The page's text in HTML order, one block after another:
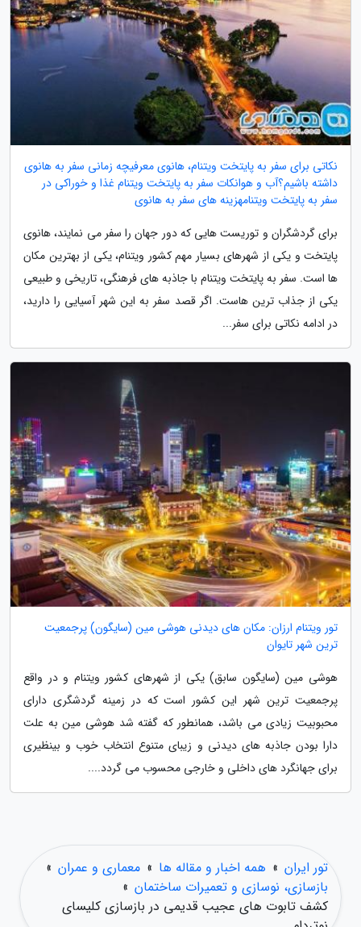
نکاتی برای سفر به پایتخت ویتنام، هانوی معرفیچه زمانی سفر به هانوی
داشته باشیم؟آب و هوانکات سفر به پایتخت ویتنام غذا و خوراکی در
سفر به پایتخت ویتنامهزینه های سفر به هانوی
برای گردشگران و توریست هایی که دور جهان را سفر می نمایند، هانوی
پایتخت و یکی از شهرهای بسیار مهم کشور ویتنام، یکی از بهترین مکان
ها است. سفر به پایتخت ویتنام با جاذبه های فرهنگی، تاریخی و طبیعی
یکی از جذاب ترین هاست. اگر قصد سفر به این شهر آسیایی را دارید،
در ادامه نکاتی برای سفر...
تور ویتنام ارزان: مکان های دیدنی هوشی مین (سایگون) پرجمعیت
ترین شهر تایوان
هوشی مین (سایگون سابق) یکی از شهرهای کشور ویتنام و در واقع
پرجمعیت ترین شهر این کشور است که در زمینه گردشگری دارای
محبوبیت زیادی می باشد، همانطور که گفته شد هوشی مین به علت
دارا بودن جاذبه های دیدنی و زیبای متنوع انتخاب خوب و بینظیری
برای جهانگرد های داخلی و خارجی محسوب می گردد....
تور ایران » همه اخبار و مقاله ها » معماری و عمران »
بازسازی، نوسازی و تعمیرات ساختمان »
کشف تابوت های عجیب قدیمی در بازسازی کلیسای